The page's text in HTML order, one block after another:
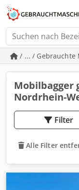
/ ... / Gebrauchte
Mobilbagger
Nordrhein-
Filter
Alle Filter